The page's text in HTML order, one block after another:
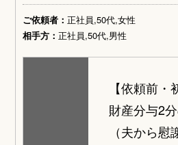
ご依頼者：正社員,50代,女性
相手方：正社員,50代,男性
【依頼前・
財産分与2
（夫から